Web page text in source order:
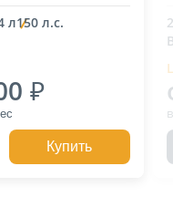
л150 л.с.
Купить